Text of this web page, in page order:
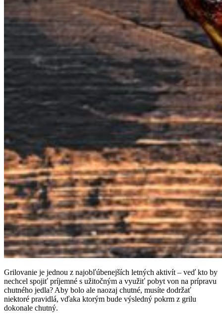
Grilovanie je jednou z najobľúbenejších letných aktivít – veď kto by
nechcel spojiť príjemné s užitočným a využiť pobyt von na prípravu
chutného jedla? Aby bolo ale naozaj chutné, musíte dodržať
niektoré pravidlá, vďaka ktorým bude výsledný pokrm z grilu
dokonale chutný.